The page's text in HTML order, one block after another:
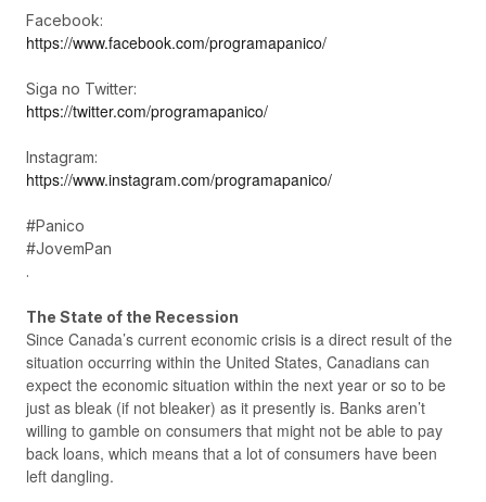
Facebook:
https://www.facebook.com/programapanico/
Siga no Twitter:
https://twitter.com/programapanico/
Instagram:
https://www.instagram.com/programapanico/
#Panico
#JovemPan
.
The State of the Recession
Since Canada’s current economic crisis is a direct result of the
situation occurring within the United States, Canadians can
expect the economic situation within the next year or so to be
just as bleak (if not bleaker) as it presently is. Banks aren’t
willing to gamble on consumers that might not be able to pay
back loans, which means that a lot of consumers have been
left dangling.